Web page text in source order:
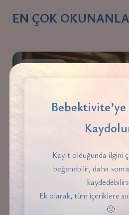
EN ÇOK
HAMILELIK
Prenatal Yoga ve Faydaları
Kayıt olduğunda ilgini
beğenebilir, daha
Ek olarak, tüm içeriklere
🙂